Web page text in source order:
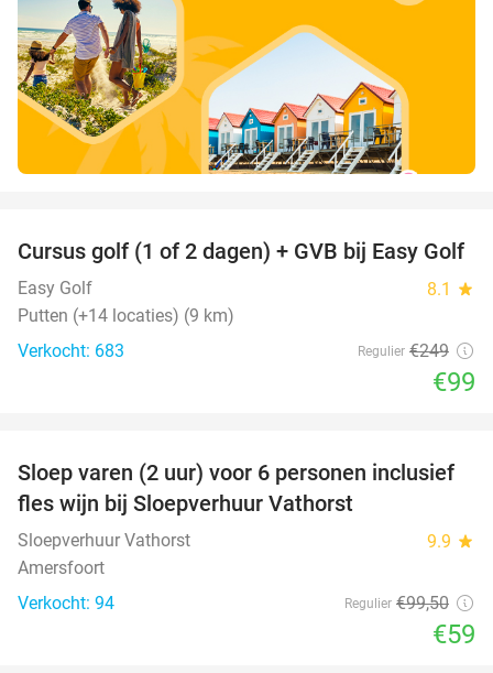
60%
Cursus golf (1 of 2 dagen) + GVB bij Easy Golf
Easy Golf 8.1 star
Putten (+14 locaties) (9 km)
Verkocht: 683
Regulier €249
€99
41%
Sloep varen (2 uur) voor 6 personen inclusief
fles wijn bij Sloepverhuur Vathorst
Sloepverhuur Vathorst 9.9 star
Amersfoort
Verkocht: 94
Regulier €99,50
€59